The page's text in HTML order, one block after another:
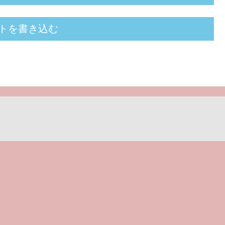
を書き込む